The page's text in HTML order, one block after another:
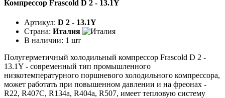
Компрессор Frascold D 2 - 13.1Y
Артикул: D 2 - 13.1Y
Страна: Италия
В наличии: 1 шт
Полугерметичный холодильный компрессор Frascold D 2 -
13.1Y - современный тип промышленного
низкотемпературного поршневого холодильного компрессора,
может работать при повышенном давлении и на фреонах -
R22, R407C, R134a, R404a, R507, имеет тепловую систему